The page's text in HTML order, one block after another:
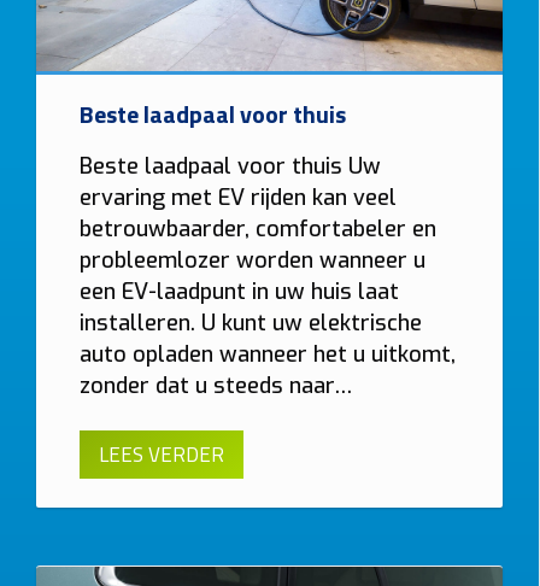
Beste laadpaal voor thuis
Beste laadpaal voor thuis Uw
ervaring met EV rijden kan veel
betrouwbaarder, comfortabeler en
probleemlozer worden wanneer u
een EV-laadpunt in uw huis laat
installeren. U kunt uw elektrische
auto opladen wanneer het u uitkomt,
zonder dat u steeds naar…
LEES VERDER
Vraag uw vrijblijvende offerte op maat aan!
Doorgaans binnen 24 uur ontvangt u een voorstel met all-in prijs
voor de laadpaal die bij u past.
Gebruik
Thuis Zakelijk
Montage